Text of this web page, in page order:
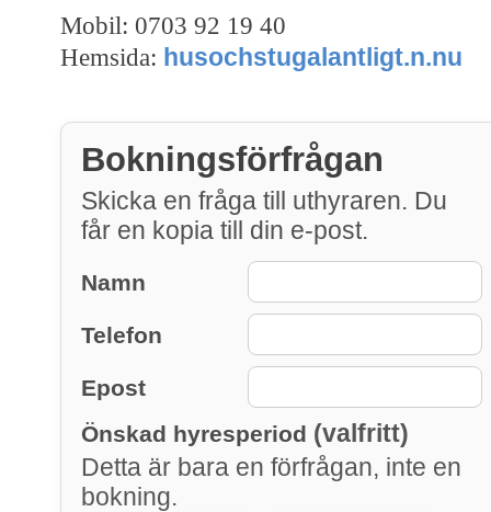
Mobil: 0703 92 19 40
Hemsida: husochstugalantligt.n.nu
Bokningsförfrågan
Skicka en fråga till uthyraren. Du
får en kopia till din e-post.
Namn
Telefon
Epost
Önskad hyresperiod (valfritt)
Detta är bara en förfrågan, inte en
bokning.